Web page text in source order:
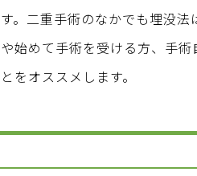
す。二重手術のなかでも埋没
や始めて手術を受ける方、手
とをオススメします。